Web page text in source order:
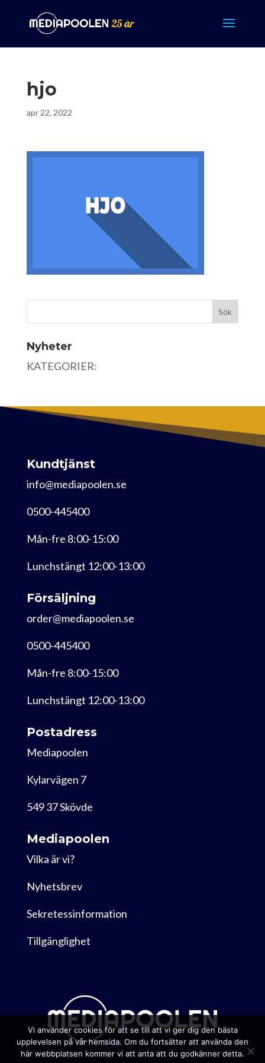
hjo
apr 22, 2022
Nyheter
KATEGORIER:
Kundtjänst
info@mediapoolen.se
0500-445400
Mån-fre 8:00-15:00
Lunchstängt 12:00-13:00
Försäljning
order@mediapoolen.se
0500-445400
Mån-fre 8:00-15:00
Lunchstängt 12:00-13:00
Postadress
Mediapoolen
Kylarvägen 7
549 37 Skövde
Mediapoolen
Vilka är vi?
Nyhetsbrev
Sekretessinformation
Tillgänglighet
Vi använder cookies för att se till att vi ger dig den bästa
upplevelsen på vår hemsida. Om du fortsätter att använda den
här webbplatsen kommer vi att anta att du godkänner detta.